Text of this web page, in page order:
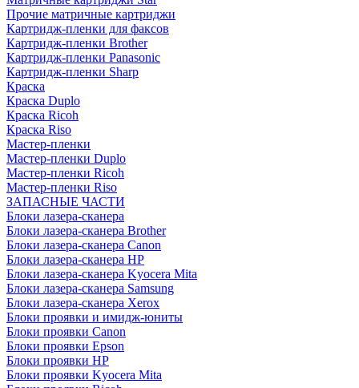
Прочие матричные картриджи
Картридж-пленки для факсов
Картридж-пленки Brother
Картридж-пленки Panasonic
Картридж-пленки Sharp
Краска
Краска Duplo
Краска Ricoh
Краска Riso
Мастер-пленки
Мастер-пленки Duplo
Мастер-пленки Ricoh
Мастер-пленки Riso
ЗАПАСНЫЕ ЧАСТИ
Блоки лазера-сканера
Блоки лазера-сканера Brother
Блоки лазера-сканера Canon
Блоки лазера-сканера HP
Блоки лазера-сканера Kyocera Mita
Блоки лазера-сканера Samsung
Блоки лазера-сканера Xerox
Блоки проявки и имидж-юниты
Блоки проявки Canon
Блоки проявки Epson
Блоки проявки HP
Блоки проявки Kyocera Mita